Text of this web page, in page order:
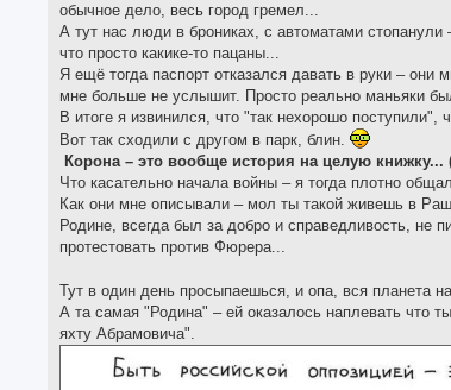
обычное дело, весь город гремел...
А тут нас люди в брониках, с автоматами
что просто какике-то пацаны...
Я ещё тогда паспорт отказался давать в руки – они
мне больше не услышит. Просто реально маньяки
В итоге я извинился, что "так нехорошо
Вот так сходили с другом в парк, блин.
Корона – это вообще история на целую
Что касательно начала войны – я тогда плотно
Как они мне описывали – мол ты такой живешь в
Родине, всегда был за добро и справедливость, не
протестовать против Фюрера...
Тут в один день просыпаешься, и опа, вся планета
А та самая "Родина" – ей оказалось наплевать что
яхту Абрамовича".